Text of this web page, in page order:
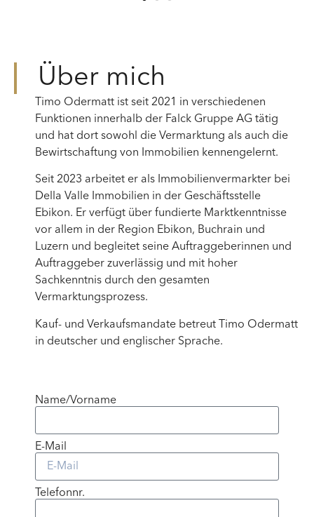
Über mich
Timo Odermatt ist seit 2021 in verschiedenen
Funktionen innerhalb der Falck Gruppe AG tätig
und hat dort sowohl die Vermarktung als auch die
Bewirtschaftung von Immobilien kennengelernt.
Seit 2023 arbeitet er als Immobilienvermarkter bei
Della Valle Immobilien in der Geschäftsstelle
Ebikon. Er verfügt über fundierte Marktkenntnisse
vor allem in der Region Ebikon, Buchrain und
Luzern und begleitet seine Auftraggeberinnen und
Auftraggeber zuverlässig und mit hoher
Sachkenntnis durch den gesamten
Vermarktungsprozess.
Kauf- und Verkaufsmandate betreut Timo Odermatt
in deutscher und englischer Sprache.
Name/Vorname
E-Mail
Telefonnr.